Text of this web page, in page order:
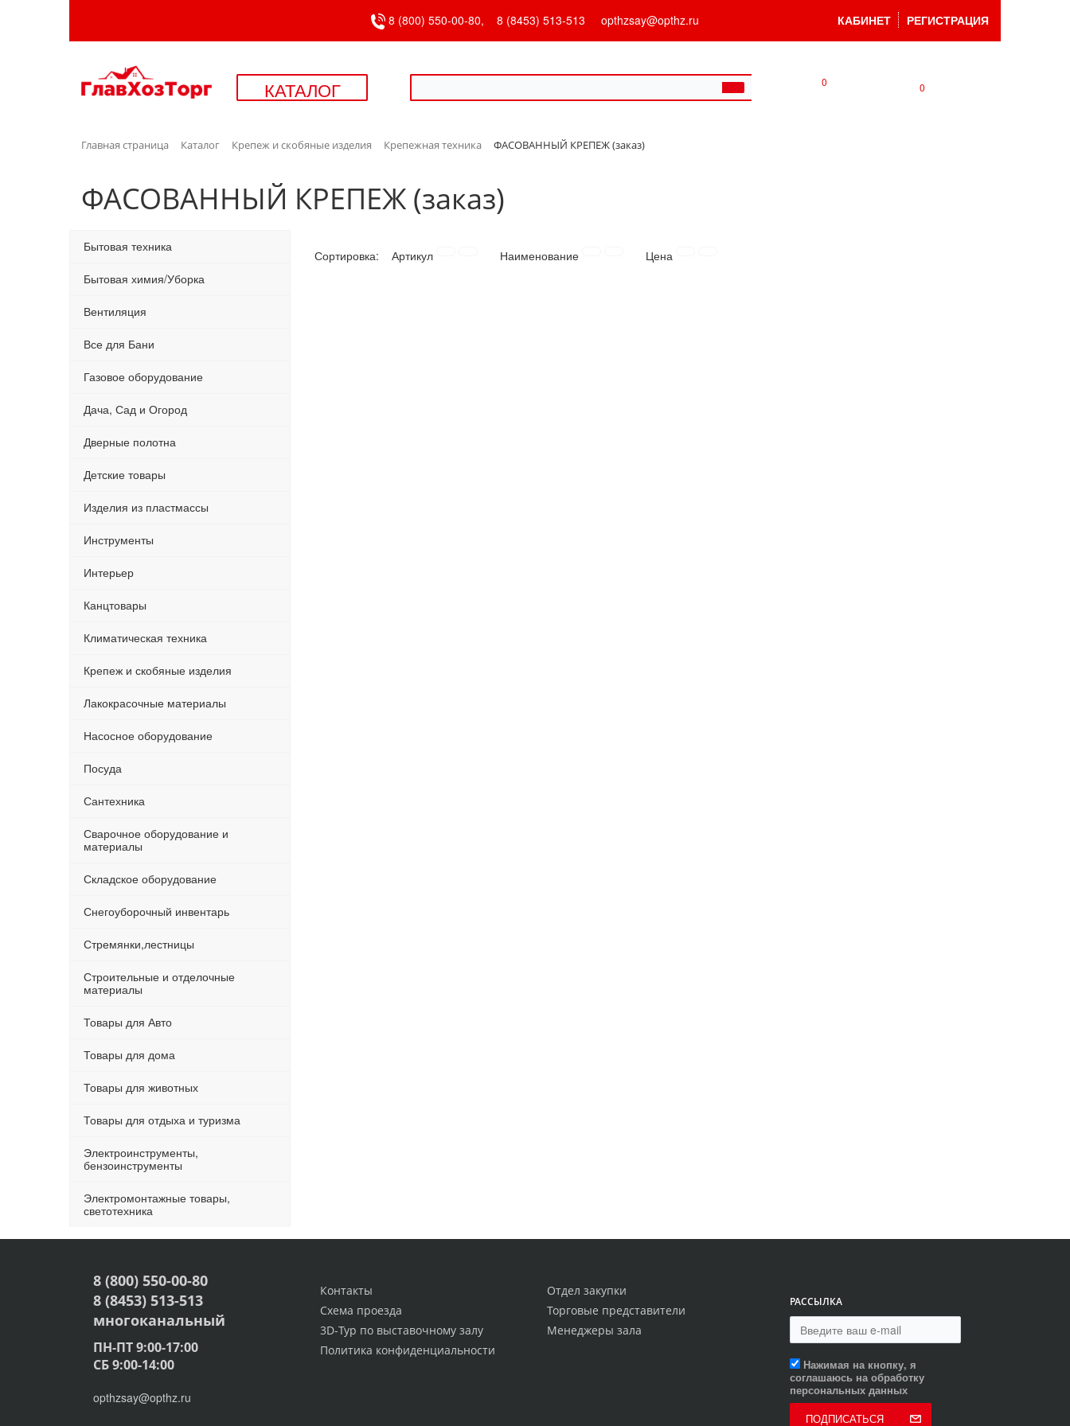
8 (800) 550-00-80, 8 (8453) 513-513 opthzsay@opthz.ru КАБИНЕТ РЕГИСТРАЦИЯ
КАТАЛОГ 0 0
Главная страница Каталог Крепеж и скобяные изделия Крепежная техника ФАСОВАННЫЙ КРЕПЕЖ (заказ)
ФАСОВАННЫЙ КРЕПЕЖ (заказ)
Бытовая техника
Бытовая химия/Уборка
Вентиляция
Все для Бани
Газовое оборудование
Дача, Сад и Огород
Дверные полотна
Детские товары
Изделия из пластмассы
Инструменты
Интерьер
Канцтовары
Климатическая техника
Крепеж и скобяные изделия
Лакокрасочные материалы
Насосное оборудование
Посуда
Сантехника
Сварочное оборудование и
материалы
Складское оборудование
Снегоуборочный инвентарь
Стремянки,лестницы
Строительные и отделочные
материалы
Товары для Авто
Товары для дома
Товары для животных
Товары для отдыха и туризма
Электроинструменты,
бензоинструменты
Электромонтажные товары,
светотехника
Сортировка: Артикул Наименование Цена
Отдел закупки
Торговые представители
Менеджеры зала
Контакты
Схема проезда
3D-Тур по выставочному залу
Политика конфиденциальности
РАССЫЛКА
Нажимая на кнопку, я
соглашаюсь на обработку
персональных данных
ПОДПИСАТЬСЯ
8 (800) 550-00-80
8 (8453) 513-513
многоканальный
ПН-ПТ 9:00-17:00
СБ 9:00-14:00
opthzsay@opthz.ru